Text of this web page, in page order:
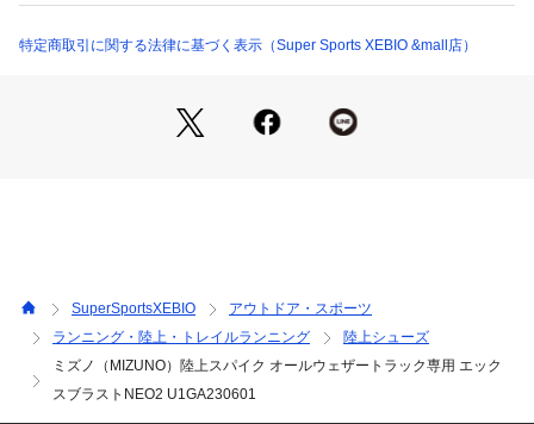
※弊社独自の採寸・計量方法により計測を行っておりますた
※シューズの製造過程で、接着剤の付着や縫製のズレ・歪みが
ある場合がございます。ご理解、ご了承の上、お買い求めくだ
なる場合がございます。
※ブラウザやお使いのモニター環境により、掲載画像と実際の
商品の色味が若干異なる場合があります。
※掲載の価格・製品のパッケージ・デザイン・仕様について、
特定商取引に関する法律に基づく表示（Super Sports XEBIO &mall店）
SuperSportsXEBIO
アウトドア・スポーツ
ランニング・陸上・トレイルランニング
陸上シューズ
ミズノ（MIZUNO）陸上スパイク オールウェザートラック専用 エック
スブラストNEO2 U1GA230601